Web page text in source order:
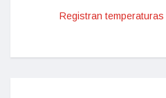
Registran